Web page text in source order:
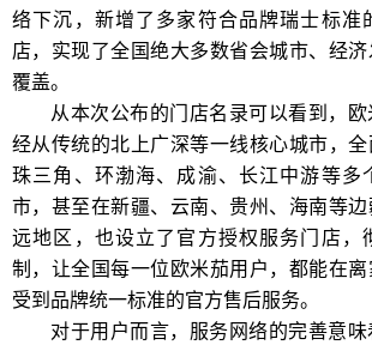
络下沉，新增了多家符合品牌瑞士标准
店，实现了全国绝大多数省会城市、经
覆盖。
从本次公布的门店名录可以看到，
经从传统的北上广深等一线核心城市，全
珠三角、环渤海、成渝、长江中游等多
市，甚至在新疆、云南、贵州、海南等
远地区，也设立了官方授权服务门店，
制，让全国每一位欧米茄用户，都能在
受到品牌统一标准的官方售后服务。
对于用户而言，服务网络的完善意